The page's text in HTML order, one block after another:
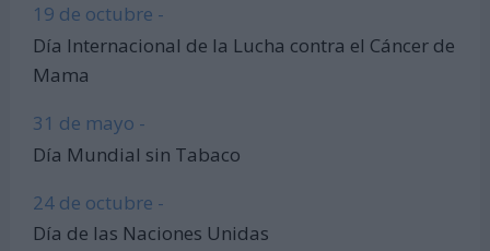
19 de octubre -
Día Internacional de la Lucha contra el Cáncer de
Mama
31 de mayo -
Día Mundial sin Tabaco
24 de octubre -
Día de las Naciones Unidas